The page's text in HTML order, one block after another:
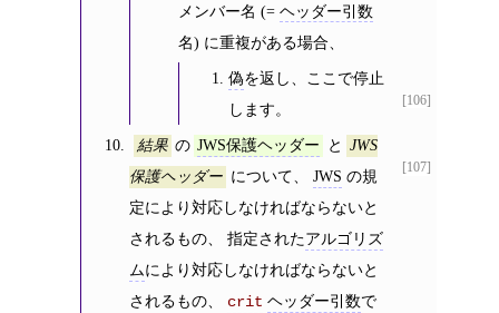
メンバー名 (=ヘッダー引数
名) に重複がある場合、
[106]
偽を返し、ここで停止
します。
[107]
結果 の JWS保護ヘッダー と
JWS
保護ヘッダー について、 JWS の規
定により対応しなければならないと
されるもの、 指定されたアルゴリズ
ムにより対応しなければならないと
されるもの、 crit ヘッダー引数で